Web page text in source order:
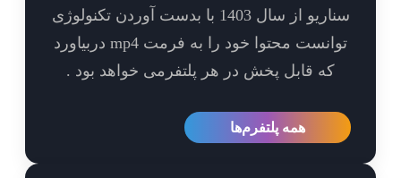
سناریو از سال 1403 با بدست آوردن تکنولوژی
توانست محتوا خود را به فرمت mp4 دربیاورد
که قابل پخش در هر پلتفرمی خواهد بود .
همه پلتفرم‌ها